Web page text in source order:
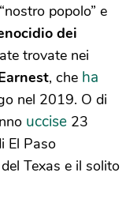
popolo” e
dei
trovate nei
, che ha
nel 2019. O di
uccise 23
El Paso
Texas e il solito